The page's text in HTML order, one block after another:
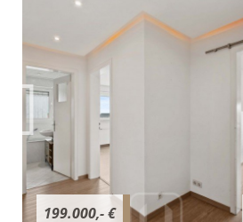
199.000,- €